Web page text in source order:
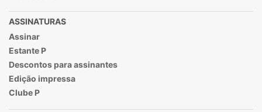
ASSINATURAS
Assinar
Estante P
Descontos para assinantes
Edição impressa
Clube P